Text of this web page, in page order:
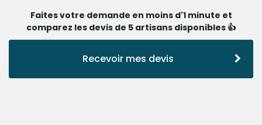
Faites votre demande en moins d'1 minute et
comparez les devis de 5 artisans disponibles 👍
Recevoir mes devis